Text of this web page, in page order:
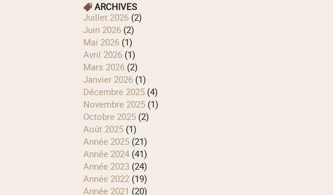
ARCHIVES
juillet 2026(2)
juin 2026(2)
mai 2026(1)
avril 2026(1)
mars 2026(2)
janvier 2026(1)
décembre 2025(4)
novembre 2025(1)
octobre 2025(2)
août 2025(1)
année 2025(21)
année 2024(41)
année 2023(24)
année 2022(19)
année 2021 (20)